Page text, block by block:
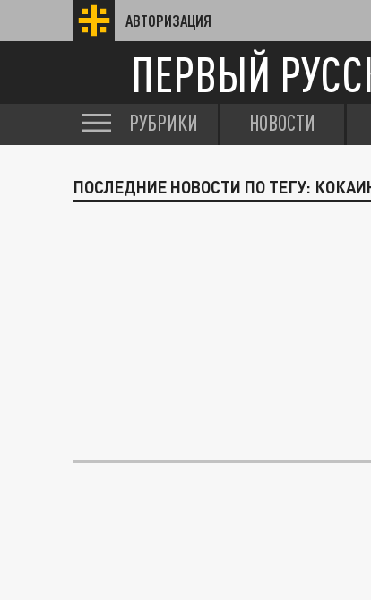
АВТОРИЗАЦИЯ
ПЕРВЫЙ
РУБРИКИ НОВОСТИ
ПОСЛЕДНИЕ НОВОСТИ ПО ТЕГУ: